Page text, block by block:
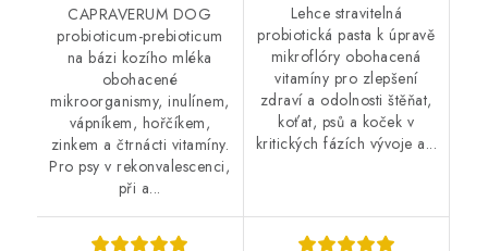
CAPRAVERUM DOG
probioticum-prebioticum
na bázi kozího mléka
obohacené
mikroorganismy, inulínem,
vápníkem, hořčíkem,
zinkem a čtrnácti vitamíny.
Pro psy v rekonvalescenci,
při a...
Lehce stravitelná
probiotická pasta k úpravě
mikroflóry obohacená
vitamíny pro zlepšení
zdraví a odolnosti štěňat,
koťat, psů a koček v
kritických fázích vývoje a...